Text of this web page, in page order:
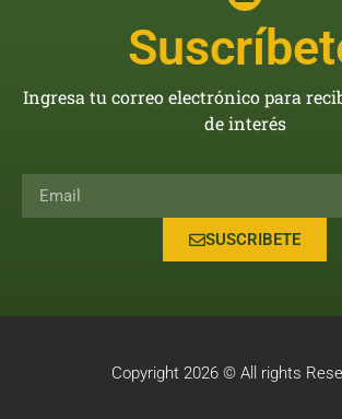
Ingresa tu correo electrónico para
de interés
SUSCRIBETE
Copyright 2026 © All rights